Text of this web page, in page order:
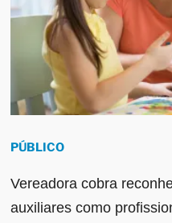
PÚBLICO
Vereadora cobra
auxiliares como